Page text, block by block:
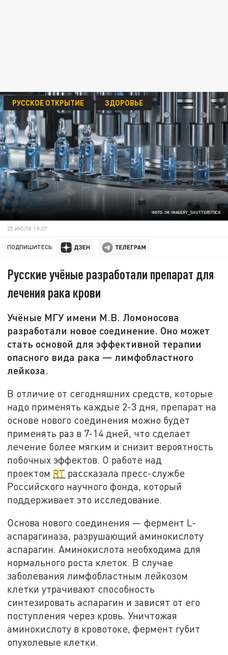
ФОТО: IM IMAGERY_SHUTTERSTOCK
РУССКОЕ ОТКРЫТИЕ ЗДОРОВЬЕ
25 ИЮЛЯ 19:27
ПОДПИШИТЕСЬ:
Русские учёные разработали препарат для
лечения рака крови
Учёные МГУ имени М.В. Ломоносова
разработали новое соединение. Оно может
стать основой для эффективной терапии
опасного вида рака — лимфобластного
лейкоза.
В отличие от сегодняшних средств, которые
надо применять каждые 2-3 дня, препарат на
основе нового соединения можно будет
применять раз в 7-14 дней, что сделает
лечение более мягким и снизит вероятность
побочных эффектов. О работе над
проектом RT рассказала пресс-службе
Российского научного фонда, который
поддерживает это исследование.
Основа нового соединения — фермент L-
аспарагиназа, разрушающий аминокислоту
аспарагин. Аминокислота необходима для
нормального роста клеток. В случае
заболевания лимфобластным лейкозом
клетки утрачивают способность
синтезировать аспарагин и зависят от его
поступления через кровь. Уничтожая
аминокислоту в кровотоке, фермент губит
опухолевые клетки.